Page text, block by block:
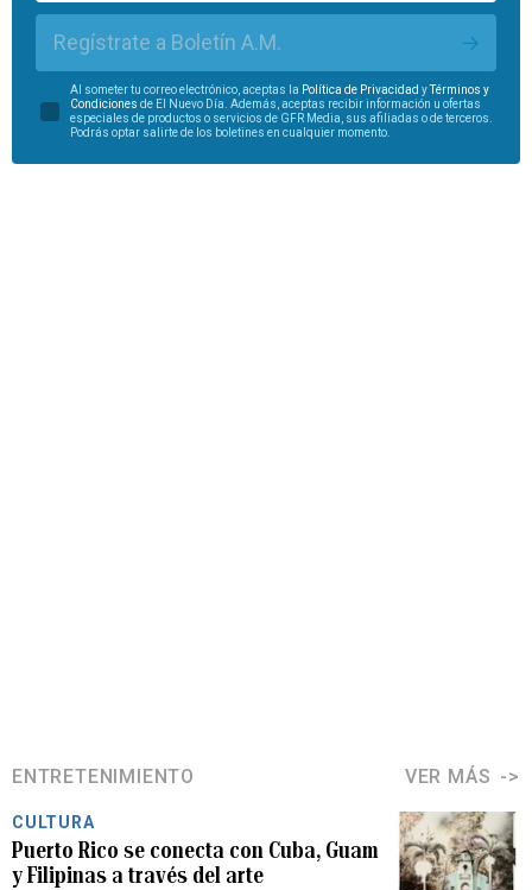
Regístrate a Boletín A.M.
Al someter tu correo electrónico, aceptas la Política de Privacidad yTérminos y
Condiciones de El Nuevo Día. Además, aceptas recibir información u ofertas
especiales de productos o servicios de GFR Media, sus afiliadas o de terceros.
Podrás optar salirte de los boletines en cualquier momento.
ENTRETENIMIENTO VER MÁS
CULTURA
Puerto Rico se conecta con Cuba, Guam
y Filipinas a través del arte